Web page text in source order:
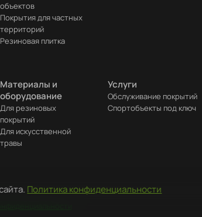
объектов
Покрытия для частных
территорий
Резиновая плитка
Материалы и
оборудование
Для резиновых
покрытий
Для искусственной
травы
Услуги
Обслуживание покрытий
Cпортобъекты под ключ
Политика конфиденциальности